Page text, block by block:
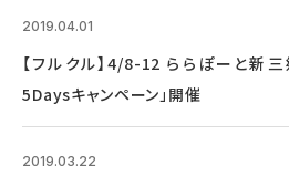
2019.04.01
【フルクル】4/8-12 ららぽーと新三
5Daysキャンペーン」開催
2019.03.22